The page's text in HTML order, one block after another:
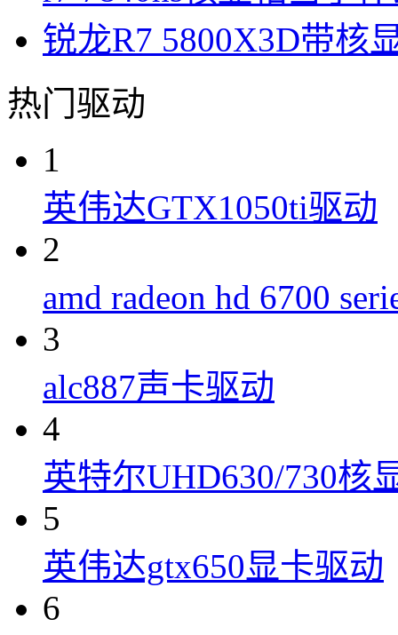
锐龙R7 5800X3D带核
热门驱动
1
英伟达GTX1050ti驱动
2
amd radeon hd 6700
3
alc887声卡驱动
4
英特尔UHD630/730核
5
英伟达gtx650显卡驱动
6